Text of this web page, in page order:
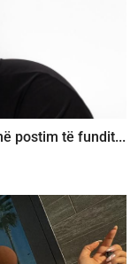
postim të fundit...